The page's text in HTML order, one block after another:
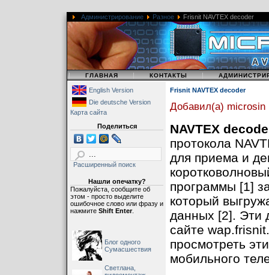
Администрирование Разное Frisnit NAVTEX decoder
| ГЛАВНАЯ | КОНТАКТЫ |
English Version
Die deutsche Version
Карта сайта
Поделиться
Расширенный поиск
Нашли опечатку?
Пожалуйста, сообщите об
этом - просто выделите
ошибочное слово или фразу и
нажмите Shift Enter.
Блог одного
Сумасшествия
Светлана,
Frisnit NAVTEX decoder
Добавил(а) microsin
NAVTEX
протокола
для приема и
программы [1]
который
данных [2]. Эти
сайте
просмотреть
мобильного
символы,
27 января,
NAVTEX-J.
было принято
восточного
сообщение
на Kaigara-